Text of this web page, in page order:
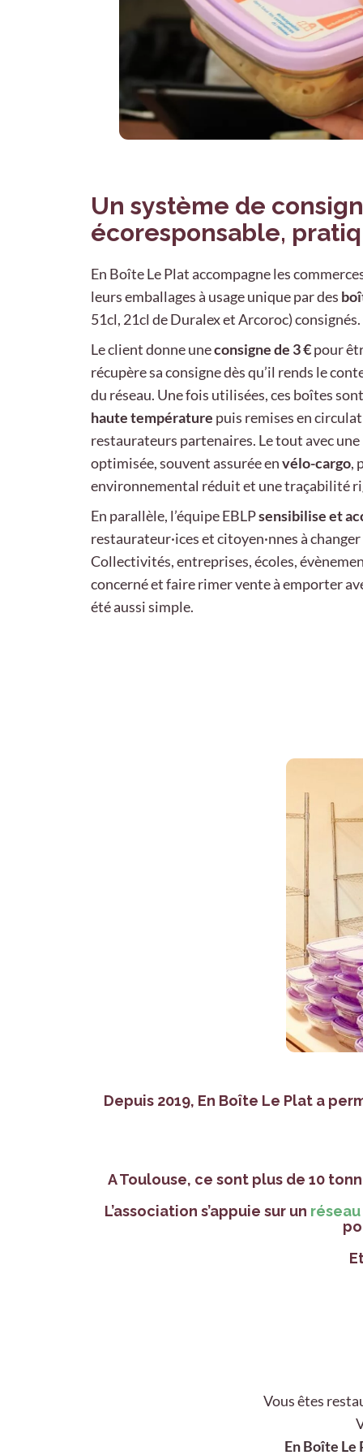
Un système de
écoresponsable,
En Boîte Le Plat accompagne les
leurs emballages à usage unique par des
51cl, 21cl de Duralex et Arcoroc) consignés.
Le clientdonne uneconsigne de 3 €pour
récupère sa consignedès qu’il rends le
du réseau. Une fois utilisées, ces boîtes
haute température puis remises en
restaurateurs partenaires. Le tout avec une
optimisée, souvent assurée envélo-cargo,
environnemental réduit et une traçabilité
En parallèle, l’équipe EBLPsensibilise et
restaurateur·ices et citoyen·nnes à
Collectivités, entreprises, écoles,
concerné et faire rimer vente à emporter
été aussi simple.
Depuis 2019, En Boîte Le Plata
A Toulouse, ce sont plus de 10
L’association s’appuie sur un
Vous êtes
En Boîte Le